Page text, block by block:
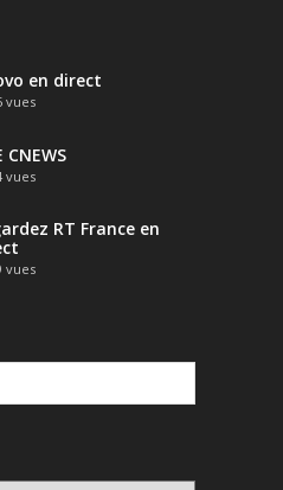
en direct
vues
CNEWS
vues
RT France en
vues